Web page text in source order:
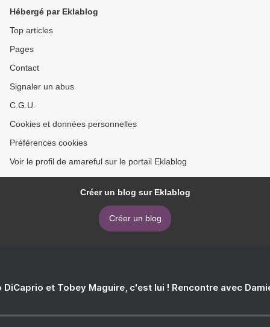
Hébergé par Eklablog
Top articles
Pages
Contact
Signaler un abus
C.G.U.
Cookies et données personnelles
Préférences cookies
Voir le profil de amareful sur le portail Eklablog
Créer un blog sur Eklablog
Créer un blog
DiCaprio et Tobey Maguire, c'est lui ! Rencontre avec